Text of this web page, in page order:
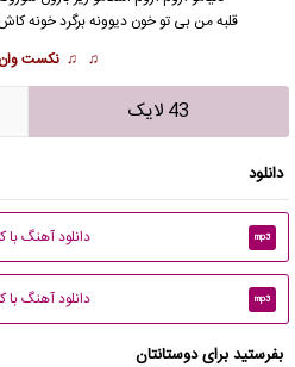
قلبه من بی تو خون دیوونه برگرد خونه
♫ ♫ نکست وان
43 لایک
دانلود
mp3 دانلود آهنگ با
mp3 دانلود آهنگ با
بفرستید برای دوستانتان